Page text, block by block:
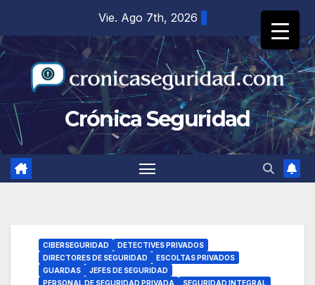
contenido
Vie. Ago 7th, 2026
Crónica Seguridad
CIBERSEGURIDAD
DETECTIVES PRIVADOS
DIRECTORES DE SEGURIDAD
ESCOLTAS PRIVADOS
GUARDAS
JEFES DE SEGURIDAD
PERSONAL DE SEGURIDAD PRIVADA
SEGURIDAD INTEGRAL